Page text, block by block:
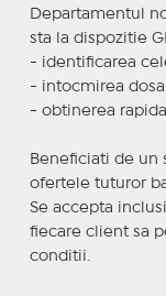
Departamentul
sta la dispozitie
- identificarea
- intocmirea
- obtinerea
Beneficiati de un
ofertele tuturor
Se accepta
fiecare client sa
conditii.